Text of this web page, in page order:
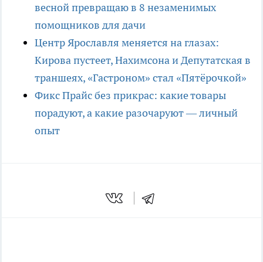
весной превращаю в 8 незаменимых
помощников для дачи
Центр Ярославля меняется на глазах:
Кирова пустеет, Нахимсона и Депутатская в
траншеях, «Гастроном» стал «Пятёрочкой»
Фикс Прайс без прикрас: какие товары
порадуют, а какие разочаруют — личный
опыт